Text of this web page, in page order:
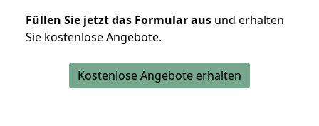
Füllen Sie jetzt das Formular aus und erhalten
Sie kostenlose Angebote.
Kostenlose Angebote erhalten